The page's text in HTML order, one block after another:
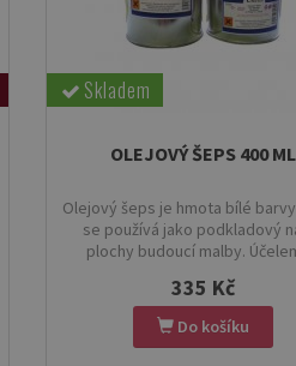
Skladem
OLEJOVÝ ŠEPS 400 ML
Olejový šeps je hmota bílé
se používá jako podkladový
plochy budoucí malby.
optický základ obrazu. Olejový
sestává z plavené křídy,
běloby, polymerovaného
335 Kč
Do košíku